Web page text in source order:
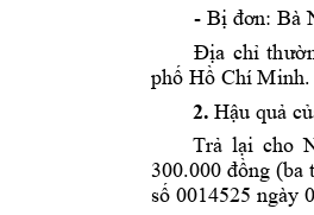
- Bị đơn: Bà
Địa chỉ thư
phố Hồ Chí Minh.
2. Hậu quả c
Trả lại cho
300.000 đồng (ba
số 0014525 ngày